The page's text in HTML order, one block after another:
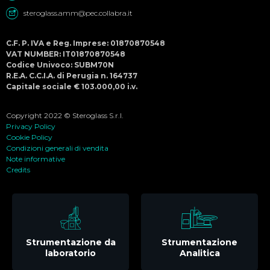
steroglass.amm@pec.collabra.it
C.F. P. IVA e Reg. Imprese: 01870870548
VAT NUMBER: IT01870870548
Codice Univoco: SUBM70N
R.E.A. C.C.I.A. di Perugia n. 164737
Capitale sociale € 103.000,00 i.v.
Copyright 2022 © Steroglass S.r.l.
Privacy Policy
Cookie Policy
Condizioni generali di vendita
Note informative
Credits
Strumentazione da
laboratorio
Strumentazione
Analitica